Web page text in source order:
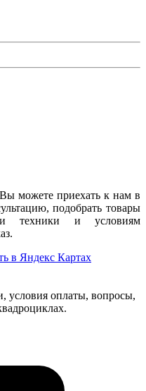
можете приехать к нам в
подобрать товары
техники и условиям
в Яндекс Картах
условия оплаты, вопросы,